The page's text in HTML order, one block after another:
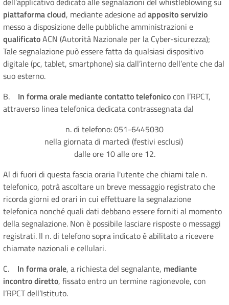
piattaforma cloud, mediante adesione adapposito servizio
messo a disposizione delle pubbliche amministrazioni e
qualificatoACN (Autorità Nazionale per la Cyber-sicurezza);
Tale segnalazione può essere fatta da qualsiasi dispositivo
digitale (pc, tablet, smartphone) sia dall’interno dell’ente che dal
suo esterno.
B.
In forma orale mediante contatto telefonicocon l’RPCT,
attraverso linea telefonica dedicata contrassegnata dal
n. di telefono: 051-6445030
nella giornata di martedì (festivi esclusi)
dalle ore 10 alle ore 12.
Al di fuori di questa fascia oraria l'utente che chiami tale n.
telefonico, potrà ascoltare un breve messaggio registrato che
ricorda giorni ed orari in cui effettuare la segnalazione
telefonica nonché quali dati debbano essere forniti al momento
della segnalazione. Non è possibile lasciare risposte o messaggi
registrati. Il n. di telefono sopra indicato è abilitato a ricevere
chiamate nazionali e cellulari.
C. In forma orale, a richiesta del segnalante, mediante
incontro diretto, fissato entro un termine ragionevole, con
l’RPCT dell’Istituto.